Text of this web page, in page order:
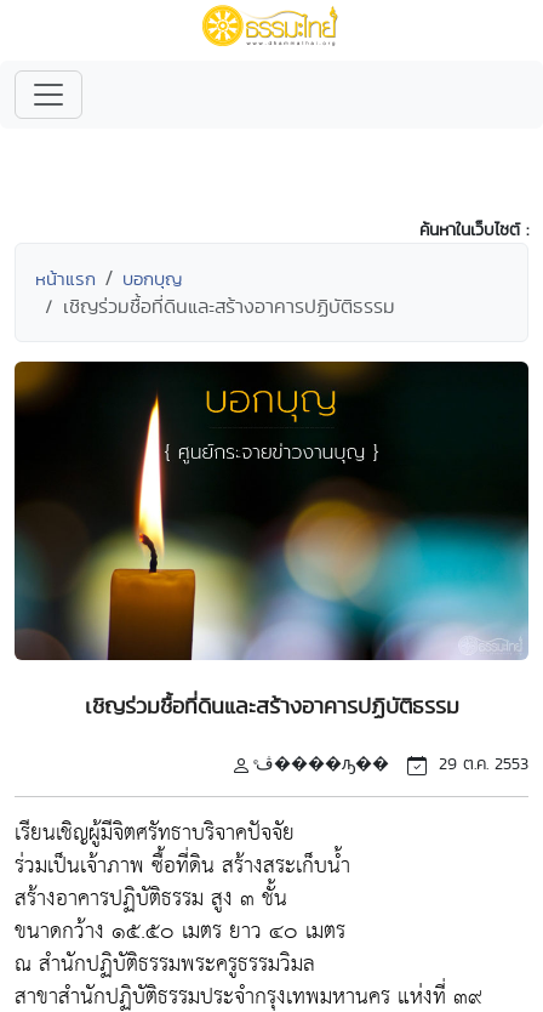
ค้นหาในเว็บไซต์ :
หน้าแรก บอกบุญ
เชิญร่วมชื้อที่ดินและสร้างอาคารปฏิบัติธรรม
เชิญร่วมชื้อที่ดินและสร้างอาคารปฏิบัติธรรม
ͤڤ����ԡ�� 29 ต.ค. 2553
เรียนเชิญผู้มีจิตศรัทธาบริจาคปัจจัย
ร่วมเป็นเจ้าภาพ ซื้อที่ดิน สร้างสระเก็บน้ำ
สร้างอาคารปฏิบัติธรรม สูง ๓ ชั้น
ขนาดกว้าง ๑๕.๕๐ เมตร ยาว ๔๐ เมตร
ณ สำนักปฏิบัติธรรมพระครูธรรมวิมล
สาขาสำนักปฏิบัติธรรมประจำกรุงเทพมหานคร แห่งที่ ๓๙